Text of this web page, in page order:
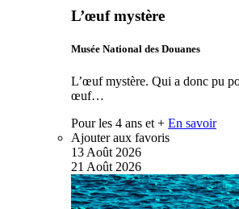
L’œuf mystère
Musée National des Douanes
L’œuf mystère. Qui a donc pu
œuf…
Pour les 4 ans et + En savoir
Ajouter aux favoris
13 Août 2026
21 Août 2026